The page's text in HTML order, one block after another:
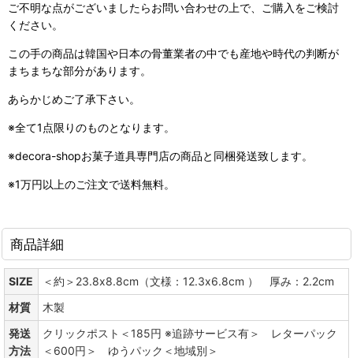
ご不明な点がございましたらお問い合わせの上で、ご購入をご検討
ください。
この手の商品は韓国や日本の骨董業者の中でも産地や時代の判断が
まちまちな部分があります。
あらかじめご了承下さい。
※全て1点限りのものとなります。
※decora-shopお菓子道具専門店の商品と同梱発送致します。
※1万円以上のご注文で送料無料。
商品詳細
SIZE
＜約＞23.8x8.8cm（文様：12.3x6.8cm ） 厚み：2.2cm
材質
木製
発送
方法
クリックポスト＜185円 ※追跡サービス有＞ レターパック
＜600円＞ ゆうパック＜地域別＞